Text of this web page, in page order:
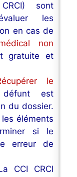
sont
les
en cas de
non
gratuite et
le
est
du dossier.
éléments
si le
erreur de
CCI CRCI